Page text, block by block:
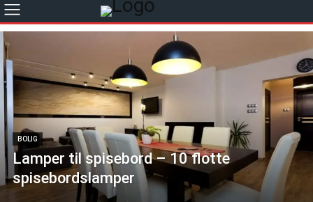
BOLIG
Lamper til spisebord – 10 flotte
spisebordslamper